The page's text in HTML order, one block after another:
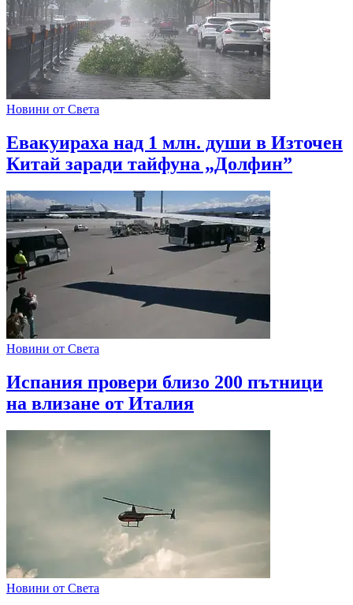
Новини от Света
Евакуираха над 1 млн. души в Източен
Китай заради тайфуна „Долфин”
Новини от Света
Испания провери близо 200 пътници
на влизане от Италия
Новини от Света